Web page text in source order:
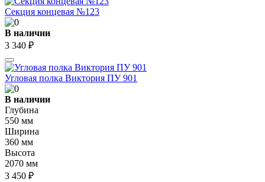
Секция концевая №123
В наличии
3 340 ₽
Угловая полка Виктория ПУ 901
В наличии
Глубина
550 мм
Ширина
360 мм
Высота
2070 мм
3 450 ₽